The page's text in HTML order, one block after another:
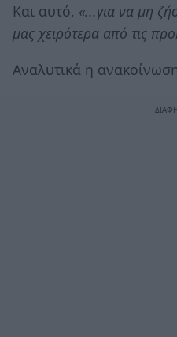
Και αυτό, «...για να μη
μας χειρότερα από τις
Αναλυτικά η